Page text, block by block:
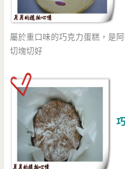
屬於重口味的巧克力蛋糕，是
切塊切好